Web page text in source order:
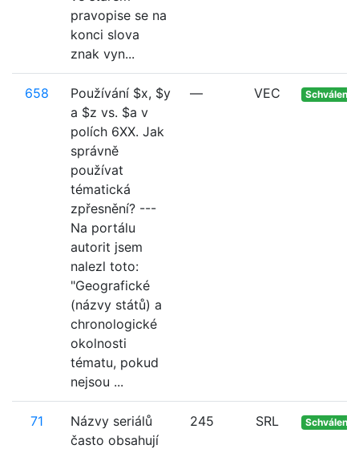
pravopise se na
konci slova
znak vyn...
658
Používání $x, $y
a $z vs. $a v
polích 6XX. Jak
správně
používat
tématická
zpřesnění? ---
Na portálu
autorit jsem
nalezl toto:
"Geografické
(názvy států) a
chronologické
okolnosti
tématu, pokud
nejsou ...
— VEC Schváleno
71
Názvy seriálů
často obsahují
245 SRL Schváleno